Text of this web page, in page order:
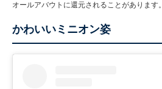
オールアバウトに還元されることがあります。
かわいいミニオン姿